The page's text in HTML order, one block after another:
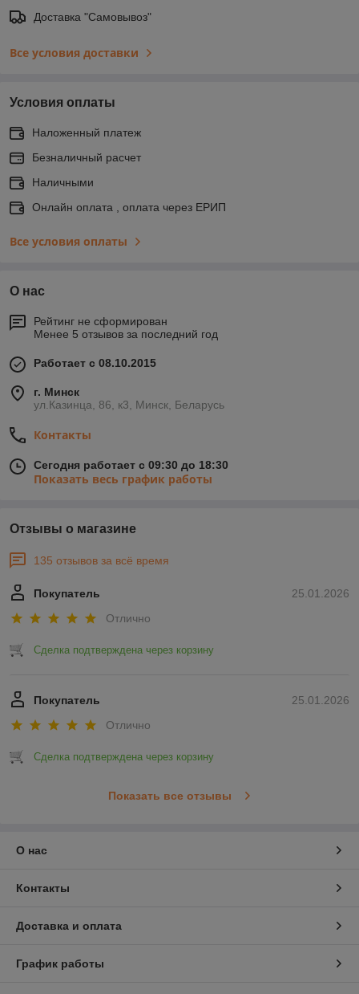
Доставка "Самовывоз"
Все условия доставки
Условия оплаты
Наложенный платеж
Безналичный расчет
Наличными
Онлайн оплата , оплата через ЕРИП
Все условия оплаты
О нас
Рейтинг не сформирован
Менее 5 отзывов за последний год
Работает с 08.10.2015
г. Минск
ул.Казинца, 86, к3, Минск, Беларусь
Контакты
Сегодня работает с 09:30 до 18:30
Показать весь график работы
Отзывы о магазине
135 отзывов за всё время
25.01.2026
Покупатель
Отлично
Сделка подтверждена через корзину
25.01.2026
Покупатель
Отлично
Сделка подтверждена через корзину
Показать все отзывы
О нас
Контакты
Доставка и оплата
График работы